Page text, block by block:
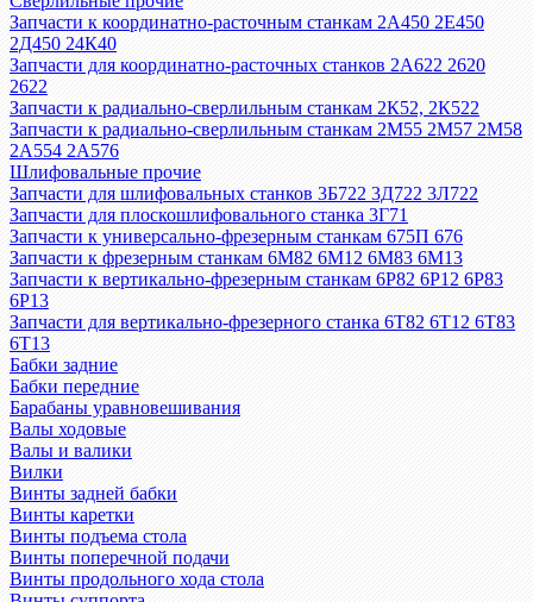
Запчасти к координатно-расточным станкам 2А450 2Е450
2Д450 24К40
Запчасти для координатно-расточных станков 2А622 2620
2622
Запчасти к радиально-сверлильным станкам 2К52, 2К522
Запчасти к радиально-сверлильным станкам 2М55 2М57 2М58
2А554 2А576
Шлифовальные прочие
Запчасти для шлифовальных станков 3Б722 3Д722 3Л722
Запчасти для плоскошлифовального станка 3Г71
Запчасти к универсально-фрезерным станкам 675П 676
Запчасти к фрезерным станкам 6М82 6М12 6М83 6М13
Запчасти к вертикально-фрезерным станкам 6Р82 6Р12 6Р83
6Р13
Запчасти для вертикально-фрезерного станка 6Т82 6Т12 6Т83
6Т13
Бабки задние
Бабки передние
Барабаны уравновешивания
Валы ходовые
Валы и валики
Вилки
Винты задней бабки
Винты каретки
Винты подъема стола
Винты поперечной подачи
Винты продольного хода стола